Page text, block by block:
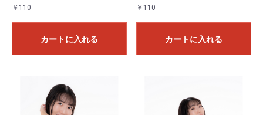
￥110
カートに入れる
￥110
カートに入れる